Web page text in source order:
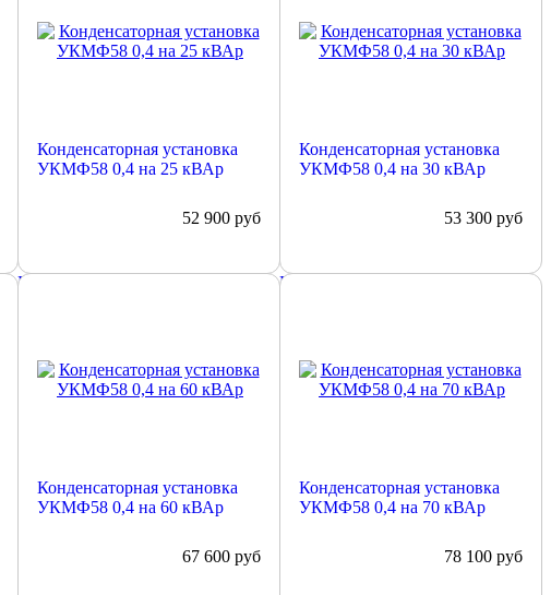
Конденсаторная установка
УКМФ58 0,4 на 25 кВАр
52 900 руб
Конденсаторная установка
УКМФ58 0,4 на 30 кВАр
53 300 руб
Конденсаторная установка
УКМФ58 0,4 на 60 кВАр
67 600 руб
Подробнее
Конденсаторная установка
УКМФ58 0,4 на 70 кВАр
78 100 руб
Подробнее